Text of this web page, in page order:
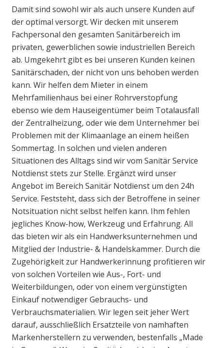
Damit sind sowohl wir als auch unsere Kunden auf
der optimal versorgt. Wir decken mit unserem
Fachpersonal den gesamten Sanitärbereich im
privaten, gewerblichen sowie industriellen Bereich
ab. Umgekehrt gibt es bei unseren Kunden keinen
Sanitärschaden, der nicht von uns behoben werden
kann. Wir helfen dem Mieter in einem
Mehrfamilienhaus bei einer Rohrverstopfung
ebenso wie dem Hauseigentümer beim Totalausfall
der Zentralheizung, oder wie dem Unternehmer bei
Problemen mit der Klimaanlage an einem heißen
Sommertag. In solchen und vielen anderen
Situationen des Alltags sind wir vom Sanitär Service
Notdienst stets zur Stelle. Ergänzt wird unser
Angebot im Bereich Sanitär Notdienst um den 24h
Service. Feststeht, dass sich der Betroffene in seiner
Notsituation nicht selbst helfen kann. Ihm fehlen
jegliches Know-how, Werkzeug und Erfahrung. All
das bieten wir als ein Handwerksunternehmen und
Mitglied der Industrie- & Handelskammer. Durch die
Zugehörigkeit zur Handwerkerinnung profitieren wir
von solchen Vorteilen wie Aus-, Fort- und
Weiterbildungen, oder von einem vergünstigten
Einkauf notwendiger Gebrauchs- und
Verbrauchsmaterialien. Wir legen seit jeher Wert
darauf, ausschließlich Ersatzteile von namhaften
Markenherstellern zu verwenden, bestenfalls „Made